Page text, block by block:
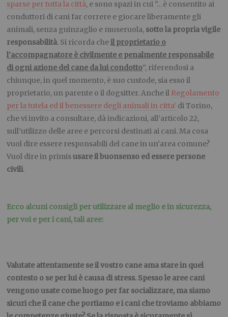
sparse per tutta la città, e sono spazi in cui “…è consentito ai
conduttori di cani far correre e giocare liberamente gli
animali, senza guinzaglio e museruola, sotto la propria vigile
responsabilità. Si ricorda cheil proprietario o
l’accompagnatore è civilmente e penalmente responsabile
di ogni azione del cane da lui condotto”, riferendosi a
chiunque, in quel momento, è suo custode, sia esso il
proprietario, un parente o il dogsitter. Anche il Regolamento
per la tutela ed il benessere degli animali in citta’ di Torino,
che vi invito a consultare, dà indicazioni, all’articolo 22,
sull’utilizzo delle aree e percorsi destinati ai cani. Ma cosa
vuol dire essere responsabili del cane in un’area comune?
Vuol dire in primisusare il buonsenso ed essere persone
civili.
Ecco alcuni consigli per utilizzare al meglio e in sicurezza,
per voi e per i cani, tali aree:
Valutate attentamente se il vostro cane ama stare in quel
contesto o se per lui è causa di stress. Spesso le aree cani
vengono usate come luogo per far socializzare, ma siamo
sicuri che il cane che portiamo e i cani che troviamo abbiamo